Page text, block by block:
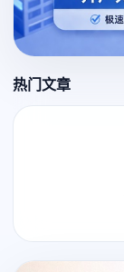
热门文章